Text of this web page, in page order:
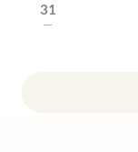
31
---